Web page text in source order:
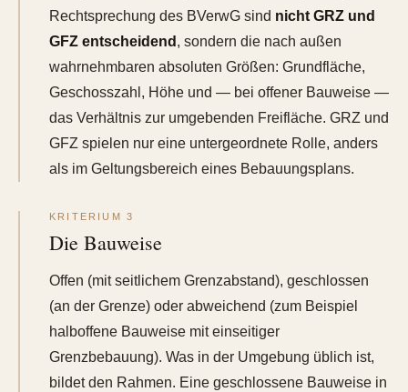
Rechtsprechung des BVerwG sind nicht GRZ und
GFZ entscheidend , sondern die nach außen
wahrnehmbaren absoluten Größen: Grundfläche,
Geschosszahl, Höhe und — bei offener Bauweise —
das Verhältnis zur umgebenden Freifläche. GRZ und
GFZ spielen nur eine untergeordnete Rolle, anders
als im Geltungsbereich eines Bebauungsplans.
KRITERIUM 3
Die Bauweise
Offen (mit seitlichem Grenzabstand), geschlossen
(an der Grenze) oder abweichend (zum Beispiel
halboffene Bauweise mit einseitiger
Grenzbebauung). Was in der Umgebung üblich ist,
bildet den Rahmen. Eine geschlossene Bauweise in